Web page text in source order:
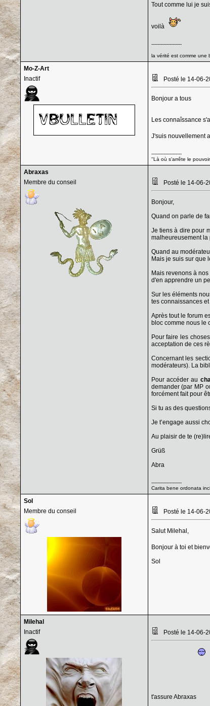
Tout comme lui je
voilà
--------------------
la vérité est comme une
Mo-Z-Art
Inactif
Posté le 14-06-
Bonjour a tous
Les connaîssance
J'suis nouvellement
--------------------
''Là où s'arrête le
Abraxas
Membre du conseil
Posté le 14-06-
Bonjour,
Quand on parle de
Je tiens à dire pour
malheureusement la
Quand au
Mais je suis sur que
Mais revenons à
d'en apprendre un
Sur les éléments
tes connaissances
Après tout le forum
bloc comme nous le
Pour faire les
acceptation de ces
Concernant les
modérateurs). La
Pour accéder au
demander (par MP
forcément fait pour
Si tu as des
Je t’engage aussi
Au plaisir de te
Grüß
Abra
--------------------
Carita bene ordonata
Sol
Membre du conseil
Posté le 14-06-
Salut Milehal,
Bonjour à toi et
Sol
Milehal
Inactif
Posté le 14-06-
t'assure Abraxas